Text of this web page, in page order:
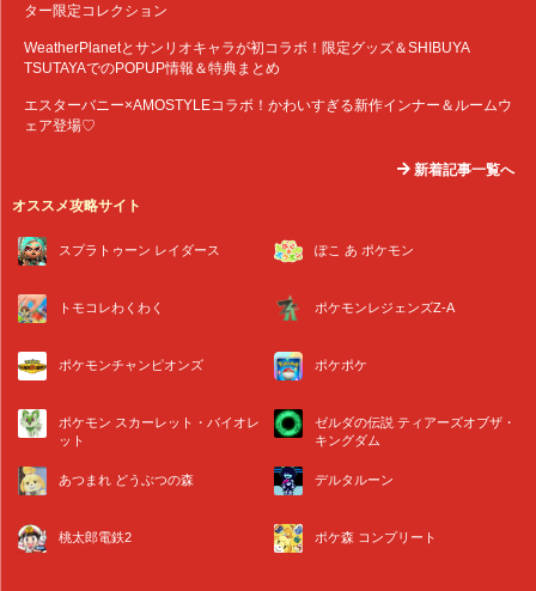
ター限定コレクション
WeatherPlanetとサンリオキャラが初コラボ！限定グッズ＆SHIBUYA
TSUTAYAでのPOPUP情報＆特典まとめ
エスターバニー×AMOSTYLEコラボ！かわいすぎる新作インナー＆ルームウ
ェア登場♡
新着記事一覧へ
オススメ攻略サイト
スプラトゥーン レイダース ぽこ あ ポケモン
トモコレわくわく ポケモンレジェンズZ-A
ポケモンチャンピオンズ ポケポケ
ポケモン スカーレット・バイオレ
ット
ゼルダの伝説 ティアーズオブザ・
キングダム
あつまれ どうぶつの森 デルタルーン
桃太郎電鉄2 ポケ森 コンプリート